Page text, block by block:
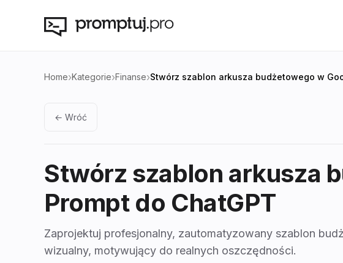
Home›Kategorie›Finanse›Stwórz szablon arkusza budżetowego w
← Wróć
Stwórz szablon arkusza
Prompt do ChatGPT
Zaprojektuj profesjonalny, zautomatyzowany szablon
wizualny, motywujący do realnych oszczędności.